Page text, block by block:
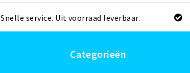
Snelle service. Uit voorraad leverbaar.
Categorieën